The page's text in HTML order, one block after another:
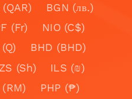
(QAR)
BGN (лв.)
(Fr)
NIO (C$)
BHD (BHD)
(Sh)
ILS (₪)
(RM)
PHP (₱)